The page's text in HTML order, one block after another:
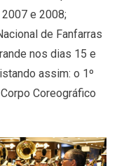
e 2008;
de Fanfarras
nos dias 15 e
assim: o 1º
Coreográfico